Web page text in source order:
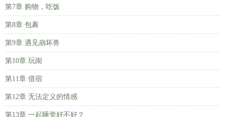
第7章 购物，吃饭
第8章 包裹
第9章 遇见崩坏兽
第10章 玩闹
第11章 借宿
第12章 无法定义的情感
第13章 一起睡觉好不好？